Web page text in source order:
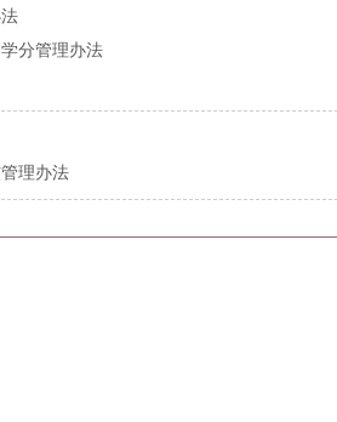
分管理办法
理办法